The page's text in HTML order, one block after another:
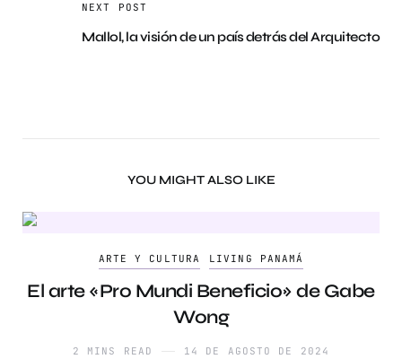
NEXT POST
Mallol, la visión de un país detrás del Arquitecto
YOU MIGHT ALSO LIKE
ARTE Y CULTURA LIVING PANAMÁ
El arte «Pro Mundi Beneficio» de Gabe
Wong
2 MINS READ 14 DE AGOSTO DE 2024